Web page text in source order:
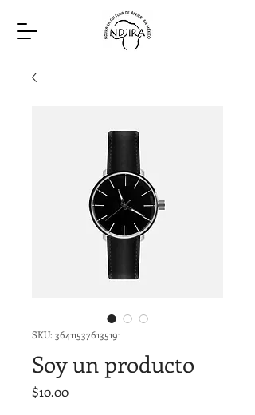
SKU: 364115376135191
Soy un producto
$10.00Precio